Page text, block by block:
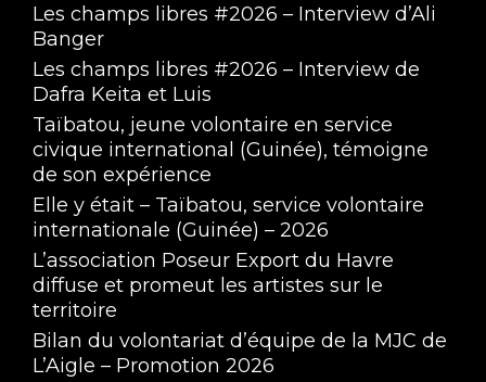
Hakken Ramen - La sexualité au Japon avec
Valérie Harvey
Apr 6, 2023 • 1:53:42
La Capsule de L'Amitié des Volontaires !
Mar 31, 2023 • 1:44:02
Les champs libres #2026 – Interview d’Ali
Banger
Les champs libres #2026 – Interview de
Dafra Keita et Luis
Taïbatou, jeune volontaire en service
civique international (Guinée), témoigne
de son expérience
Elle y était – Taïbatou, service volontaire
internationale (Guinée) – 2026
L’association Poseur Export du Havre
diffuse et promeut les artistes sur le
territoire
Bilan du volontariat d’équipe de la MJC de
L’Aigle – Promotion 2026